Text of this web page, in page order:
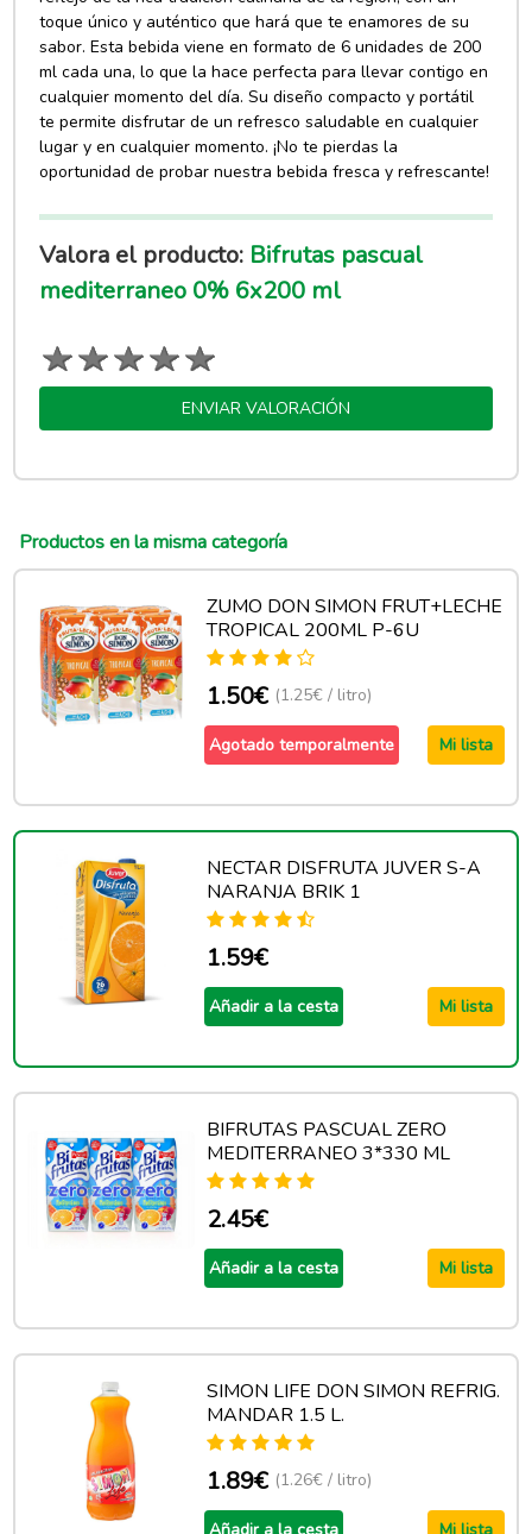
toque único y auténtico que hará que te enamores de su
sabor. Esta bebida viene en formato de 6 unidades de 200
ml cada una, lo que la hace perfecta para llevar contigo en
cualquier momento del día. Su diseño compacto y portátil
te permite disfrutar de un refresco saludable en cualquier
lugar y en cualquier momento. ¡No te pierdas la
oportunidad de probar nuestra bebida fresca y refrescante!
Valora el producto: Bifrutas pascual
mediterraneo 0% 6x200 ml
ENVIAR VALORACIÓN
Productos en la misma categoría
ZUMO DON SIMON FRUT+LECHE
TROPICAL 200ML P-6U
1.50€ (1.25€ / litro)
Agotado temporalmente Mi lista
NECTAR DISFRUTA JUVER S-A
NARANJA BRIK 1
1.59€
Añadir a la cesta Mi lista
BIFRUTAS PASCUAL ZERO
MEDITERRANEO 3*330 ML
2.45€
Añadir a la cesta Mi lista
SIMON LIFE DON SIMON REFRIG.
MANDAR 1.5 L.
1.89€ (1.26€ / litro)